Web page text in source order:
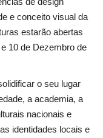
e conceito visual da
estarão abertas
10 de Dezembro de
o seu lugar
a academia, a
nacionais e
identidades locais e